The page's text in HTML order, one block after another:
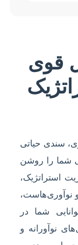
قوی
سندی حیاتی
شما را روشن
استراتژیک،
نوآوری‌هاست،
شما در
نوآورانه و